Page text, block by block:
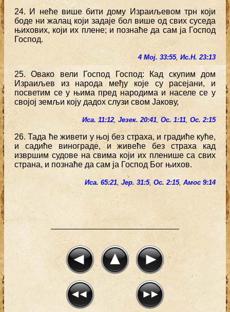
24. И неће више бити дому Израиљевом трн који
боде ни жалац који задаје бол више од свих суседа
њихових, који их плене; и познаће да сам ја Господ
Господ.
4 Мој. 33:55, Ис.Н. 23:13
25. Овако вели Господ Господ: Кад скупим дом
Израиљев из народа међу које су расејани, и
посветим се у њима пред народима и населе се у
својој земљи коју дадох слузи свом Јакову,
Иса. 11:12, Језек. 20:41,Ос. 1:11, Ос. 2:15
26. Тада ће живети у њој без страха, и градиће куће,
и садиће винограде, и живеће без страха кад
извршим судове на свима који их пленише са свих
страна, и познаће да сам ја Господ Бог њихов.
Иса. 65:21, Јер. 31:5, Ос. 2:15, Амос 9:14